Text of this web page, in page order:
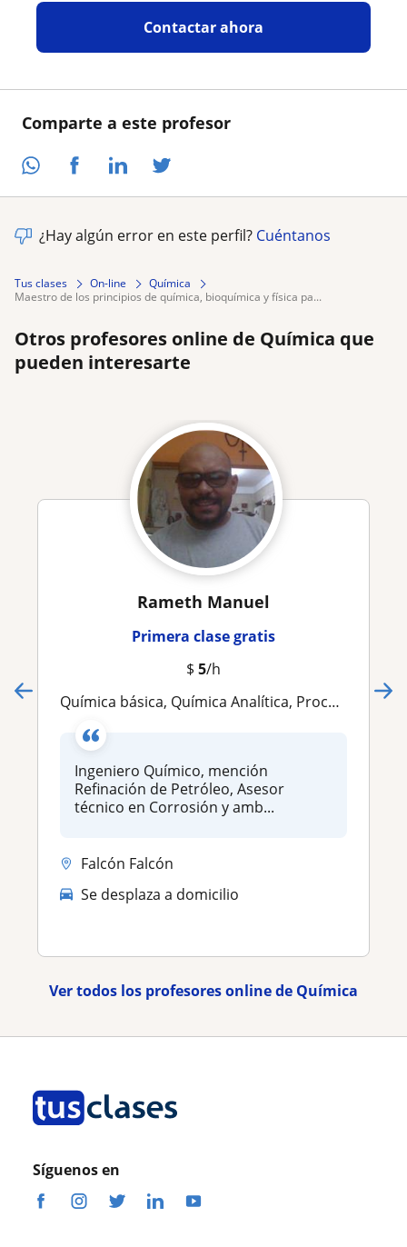
Comparte a este profesor
Contactar ahora
¿Hay algún error en este perfil? Cuéntanos
Tus clases On-line
Química
maestro de los principios de química, bioquímica y física pa...
Otros profesores online de Química que
pueden interesarte
Rameth Manuel
Primera clase gratis
$ 5/h
Química básica, Química Analítica, Procesos Químicos, Fundamentos de Ingeniería Química
Ingeniero Químico, mención
Refinación de Petróleo, Asesor
técnico en Corrosión y amb...
Falcón Falcón
Se desplaza a domicilio
Ver todos los profesores online de Química
Síguenos en